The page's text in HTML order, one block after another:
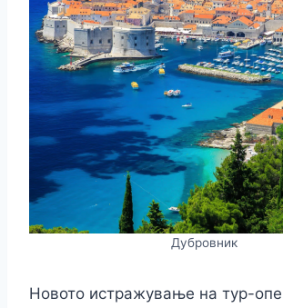
k
er
Дубровник
Новото истражување на тур-